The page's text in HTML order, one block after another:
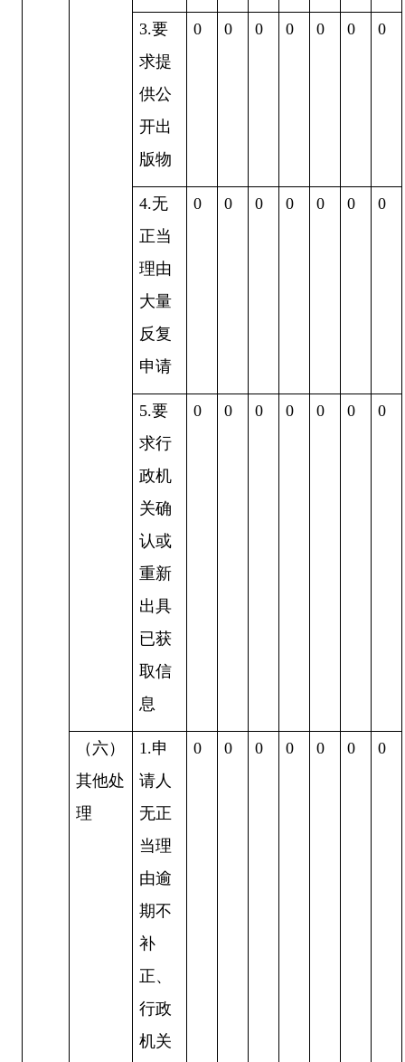
3.要
求提
供公
开出
版物
0 0 0 0 0 0 0
4.无
正当
理由
大量
反复
申请
0 0 0 0 0 0 0
5.要
求行
政机
关确
认或
重新
出具
已获
取信
息
0 0 0 0 0 0 0
（六）
其他处
理
1.申
请人
无正
当理
由逾
期不
补
正、
行政
机关
0 0 0 0 0 0 0